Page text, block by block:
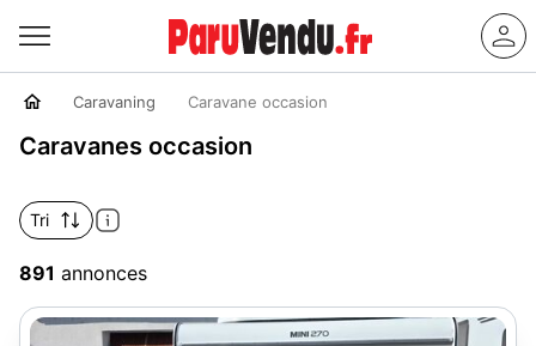
Caravaning Caravane occasion
Caravanes occasion
Tri
891 annonces